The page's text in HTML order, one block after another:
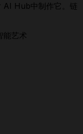
AI Hub中制作它。链
能艺术